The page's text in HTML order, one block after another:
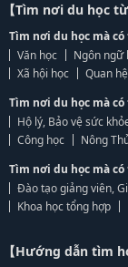
【Tìm nơi du học
Tìm nơi du học mà
Văn học
Ngôn ngữ
Xã hội học
Quan
Tìm nơi du học mà
Hộ lý, Bảo vệ sức
Công học
Nông
Tìm nơi du học mà
Đào tạo giảng viên,
Khoa học tổng hợp
【Hướng dẫn tìm